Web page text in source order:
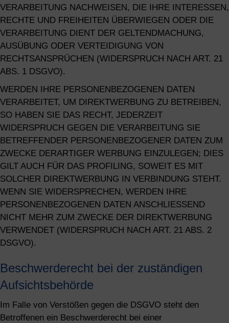
VERARBEITUNG NACHWEISEN, DIE IHRE INTERESSEN,
RECHTE UND FREIHEITEN ÜBERWIEGEN ODER DIE
VERARBEITUNG DIENT DER GELTENDMACHUNG,
AUSÜBUNG ODER VERTEIDIGUNG VON
RECHTSANSPRÜCHEN (WIDERSPRUCH NACH ART. 21
ABS. 1 DSGVO).
WERDEN IHRE PERSONENBEZOGENEN DATEN
VERARBEITET, UM DIREKTWERBUNG ZU BETREIBEN,
SO HABEN SIE DAS RECHT, JEDERZEIT
WIDERSPRUCH GEGEN DIE VERARBEITUNG SIE
BETREFFENDER PERSONENBEZOGENER DATEN ZUM
ZWECKE DERARTIGER WERBUNG EINZULEGEN; DIES
GILT AUCH FÜR DAS PROFILING, SOWEIT ES MIT
SOLCHER DIREKTWERBUNG IN VERBINDUNG STEHT.
WENN SIE WIDERSPRECHEN, WERDEN IHRE
PERSONENBEZOGENEN DATEN ANSCHLIESSEND
NICHT MEHR ZUM ZWECKE DER DIREKTWERBUNG
VERWENDET (WIDERSPRUCH NACH ART. 21 ABS. 2
DSGVO).
Beschwerde­recht bei der zuständigen
Aufsichts­behörde
Im Falle von Verstößen gegen die DSGVO steht den
Betroffenen ein Beschwerderecht bei einer